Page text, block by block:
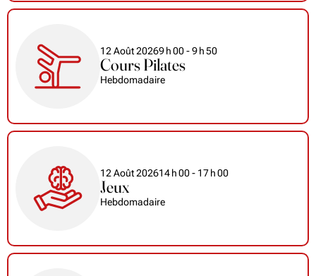
12 Août 20269h00- 9h50
Cours Pilates
Hebdomadaire
12 Août 202614h00- 17h00
Jeux
Hebdomadaire